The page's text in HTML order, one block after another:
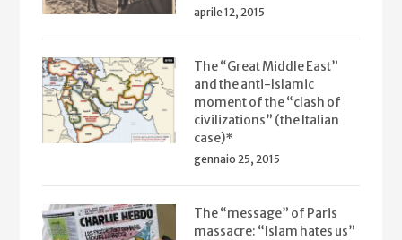
aprile 12, 2015
The “Great Middle East”
and the anti-Islamic
moment of the “clash of
civilizations” (the Italian
case)*
gennaio 25, 2015
The “message” of Paris
massacre: “Islam hates us”